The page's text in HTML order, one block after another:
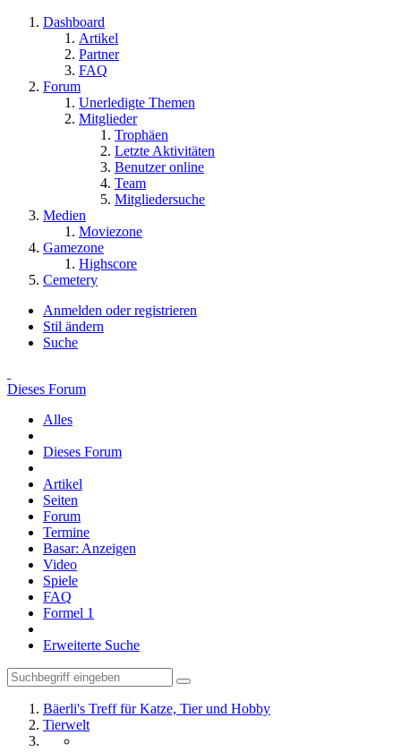
Dashboard
Artikel
Partner
FAQ
Forum
Unerledigte Themen
Mitglieder
Trophäen
Letzte Aktivitäten
Benutzer online
Team
Mitgliedersuche
Medien
Moviezone
Gamezone
Highscore
Cemetery
Anmelden oder registrieren
Stil ändern
Suche
Dieses Forum
Alles
Dieses Forum
Artikel
Seiten
Forum
Termine
Basar: Anzeigen
Video
Spiele
FAQ
Formel 1
Erweiterte Suche
Bäerli's Treff für Katze, Tier und Hobby
Tierwelt